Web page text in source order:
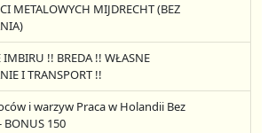
METALOWYCH MIJDRECHT (BEZ
IMBIRU !! BREDA !! WŁASNE
I TRANSPORT !!
i warzyw Praca w Holandii Bez
150